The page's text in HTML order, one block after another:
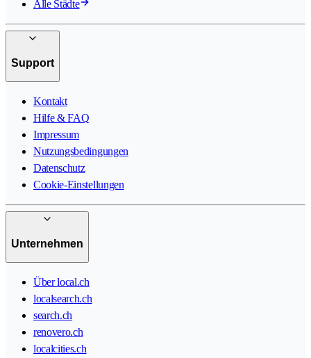
Alle Städte
Support
Kontakt
Hilfe & FAQ
Impressum
Nutzungsbedingungen
Datenschutz
Cookie-Einstellungen
Unternehmen
Über local.ch
localsearch.ch
search.ch
renovero.ch
localcities.ch